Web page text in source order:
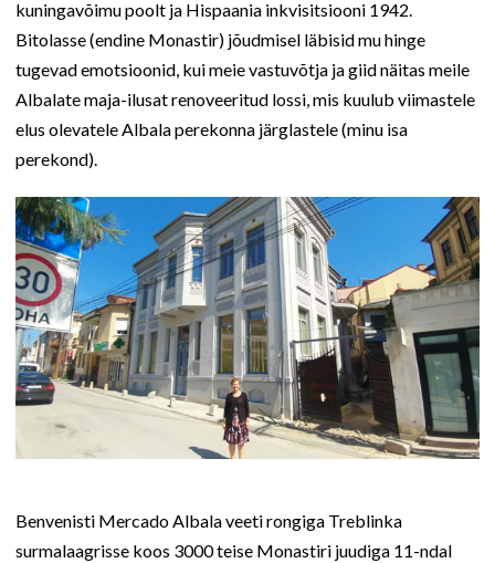
kuningavõimu poolt ja Hispaania inkvisitsiooni 1942.
Bitolasse (endine Monastir) jõudmisel läbisid mu hinge
tugevad emotsioonid, kui meie vastuvõtja ja giid näitas meile
Albalate maja-ilusat renoveeritud lossi, mis kuulub viimastele
elus olevatele Albala perekonna järglastele (minu isa
perekond).
Benvenisti Mercado Albala veeti rongiga Treblinka
surmalaagrisse koos 3000 teise Monastiri juudiga 11-ndal